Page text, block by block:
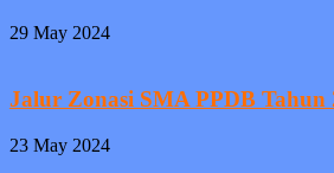
29 May 2024
Jalur Zonasi SMA PPDB Tahun
23 May 2024